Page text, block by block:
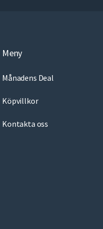
Meny
Månadens Deal
Köpvillkor
Kontakta oss